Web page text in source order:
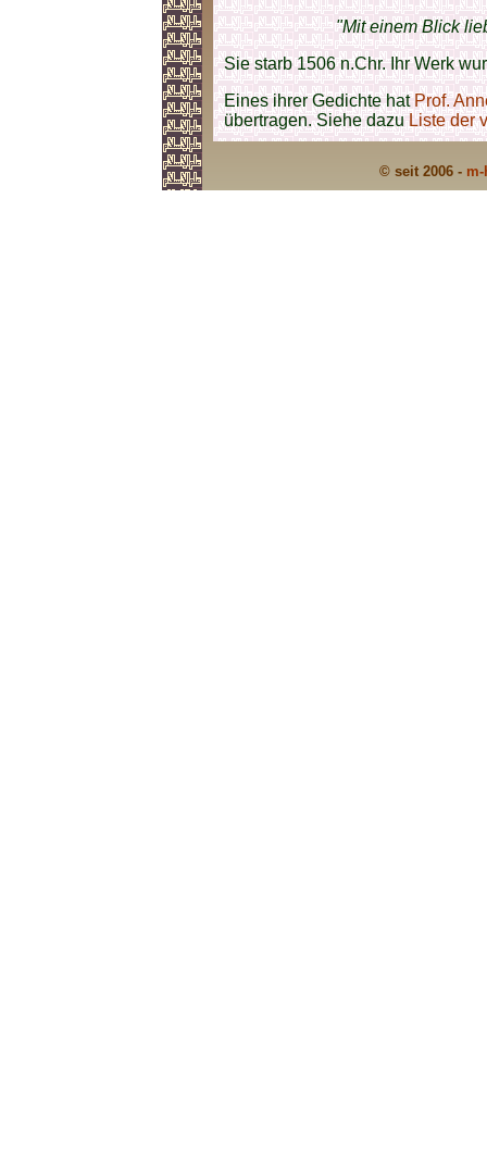
"Mit einem Blick
Sie starb 1506 n.Chr. Ihr Werk
Eines ihrer Gedichte hatProf.
übertragen. Siehe dazuListe der
© seit 2006 -